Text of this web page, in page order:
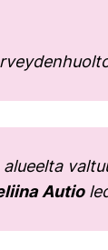
Autio